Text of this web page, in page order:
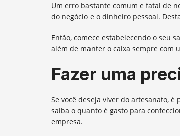
Um erro bastante comum e fatal de
do negócio e o dinheiro pessoal.
Então, comece estabelecendo o seu
além de manter o caixa sempre com
Fazer uma
Se você deseja viver do artesanato,
saiba o quanto é gasto para
empresa.